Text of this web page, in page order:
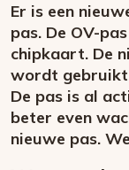
Er is een
pas. De OV-
chipkaart. De
wordt
De pas is al
beter even
nieuwe pas.